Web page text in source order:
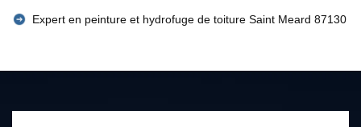
Expert en peinture et hydrofuge de toiture Saint Meard 87130